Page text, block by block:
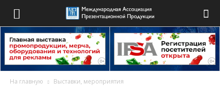
На главную Выставки, мероприятия